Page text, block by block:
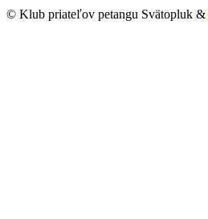
© Klub priateľov petangu Svätopluk &